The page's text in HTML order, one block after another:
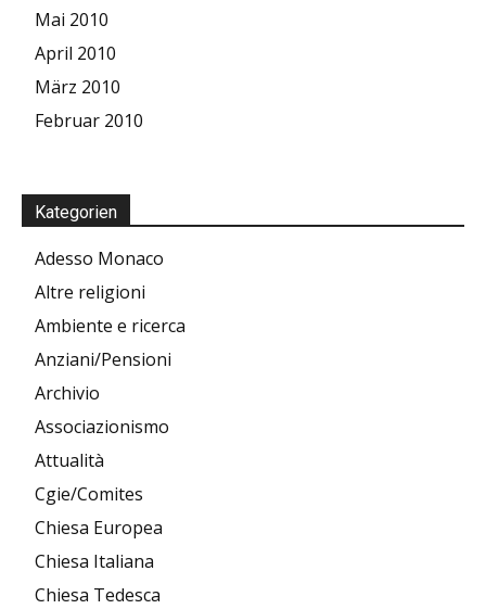
Mai 2010
April 2010
März 2010
Februar 2010
Kategorien
Adesso Monaco
Altre religioni
Ambiente e ricerca
Anziani/Pensioni
Archivio
Associazionismo
Attualità
Cgie/Comites
Chiesa Europea
Chiesa Italiana
Chiesa Tedesca